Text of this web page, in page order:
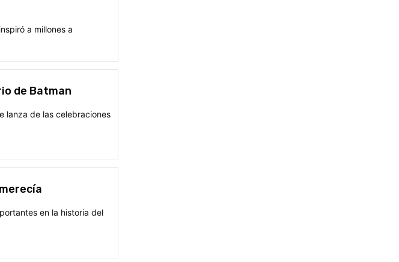
a millones a
de Batman
lanza de las celebraciones
en la historia del